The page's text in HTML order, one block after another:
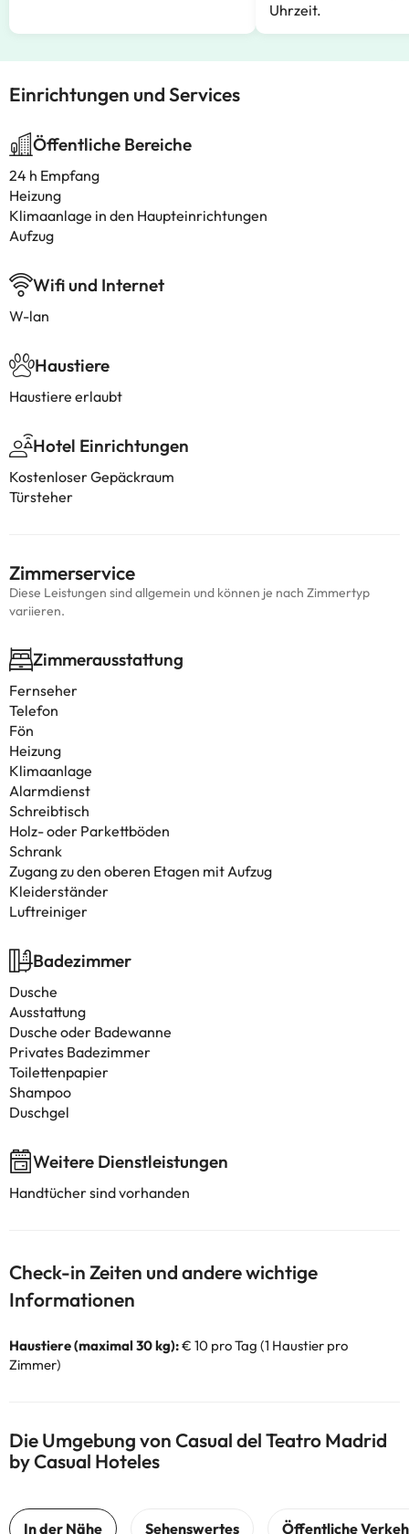
Uhrzeit.
Einrichtungen und Services
Öffentliche Bereiche
24 h Empfang
Heizung
Klimaanlage in den Haupteinrichtungen
Aufzug
Wifi und Internet
W-lan
Haustiere
Haustiere erlaubt
Hotel Einrichtungen
Kostenloser Gepäckraum
Türsteher
Zimmerservice
Diese Leistungen sind allgemein und können je nach Zimmertyp
variieren.
Zimmerausstattung
Fernseher
Telefon
Fön
Heizung
Klimaanlage
Alarmdienst
Schreibtisch
Holz- oder Parkettböden
Schrank
Zugang zu den oberen Etagen mit Aufzug
Kleiderständer
Luftreiniger
Badezimmer
Dusche
Ausstattung
Dusche oder Badewanne
Privates Badezimmer
Toilettenpapier
Shampoo
Duschgel
Weitere Dienstleistungen
Handtücher sind vorhanden
Check-in Zeiten und andere wichtige
Informationen
Haustiere (maximal 30 kg):€ 10 pro Tag (1 Haustier pro
Zimmer)
Die Umgebung von Casual del Teatro Madrid
by Casual Hoteles